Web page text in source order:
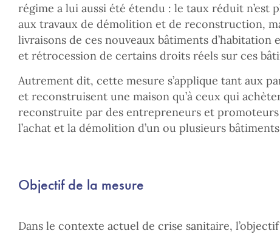
régime a lui aussi été étendu : le taux réduit n’est
aux travaux de démolition et de reconstruction,
livraisons de ces nouveaux bâtiments
et rétrocession de certains droits réels sur ces
Autrement dit, cette mesure s’applique tant aux
et reconstruisent une maison qu’à ceux qui
reconstruite par des entrepreneurs et
l’achat et la démolition d’un ou plusieurs
Objectif de la mesure
Dans le contexte actuel de crise sanitaire,